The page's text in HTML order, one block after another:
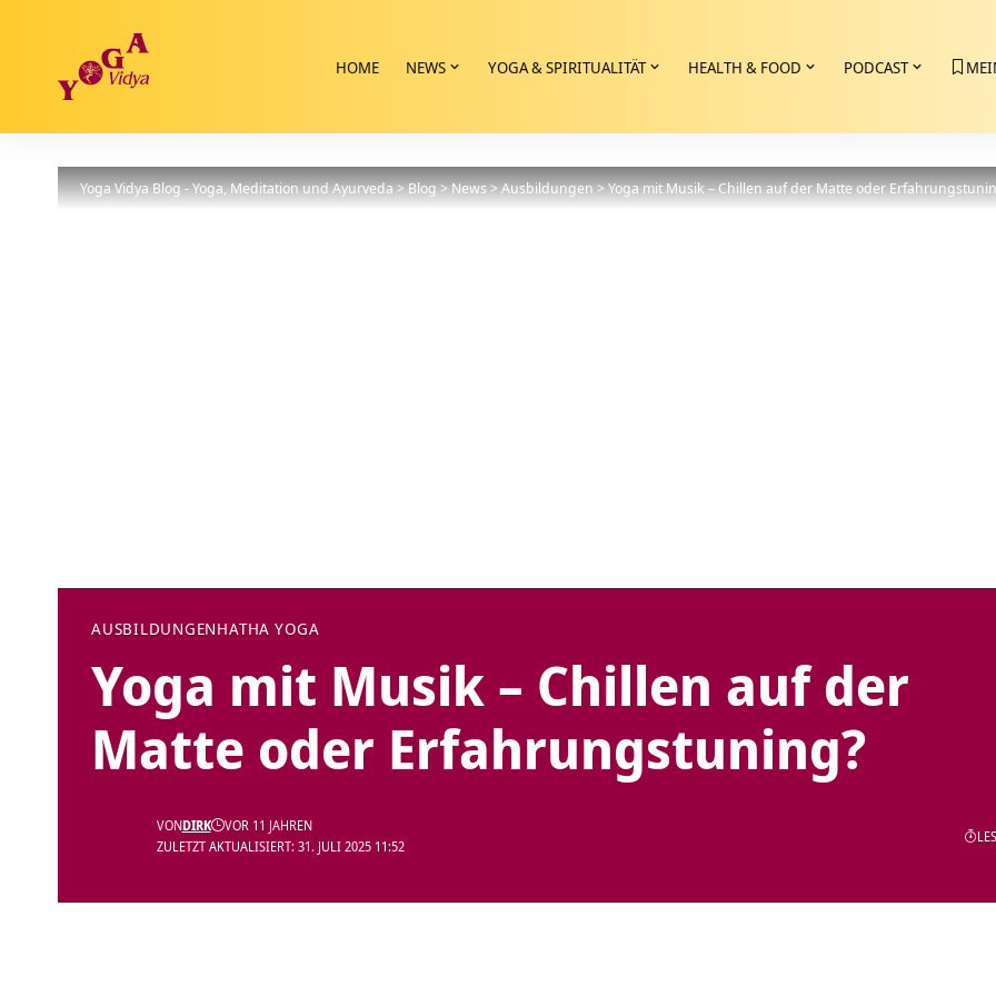
HOME NEWS YOGA & SPIRITUALITÄT HEALTH & FOOD PODCAST
Yoga Vidya Blog - Yoga, Meditation und Ayurveda>Blog>News>Ausbildungen>Yoga mit Musik – Chillen auf der Matte oder
AUSBILDUNGENHATHA YOGA
Yoga mit Musik – Chillen auf der
Matte oder Erfahrungstuning?
ZULETZT AKTUALISIERT: 31. JULI 2025 11:52
VONDIRK VOR 11 JAHREN